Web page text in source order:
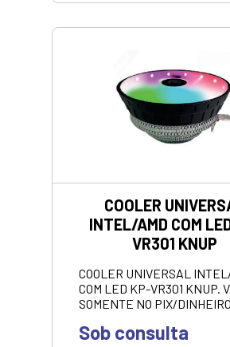
COOLER
INTEL/AMD COM
VR301 KNUP
COOLER UNIVERSAL
COM LED KP-VR301 KNUP.
SOMENTE NO PIX/DINHEIRO
Sob consulta